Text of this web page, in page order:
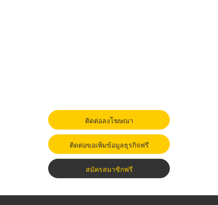
ติดต่อลงโฆษณา
ติดต่อขอเพิ่มข้อมูลธุรกิจฟรี
สมัครสมาชิกฟรี